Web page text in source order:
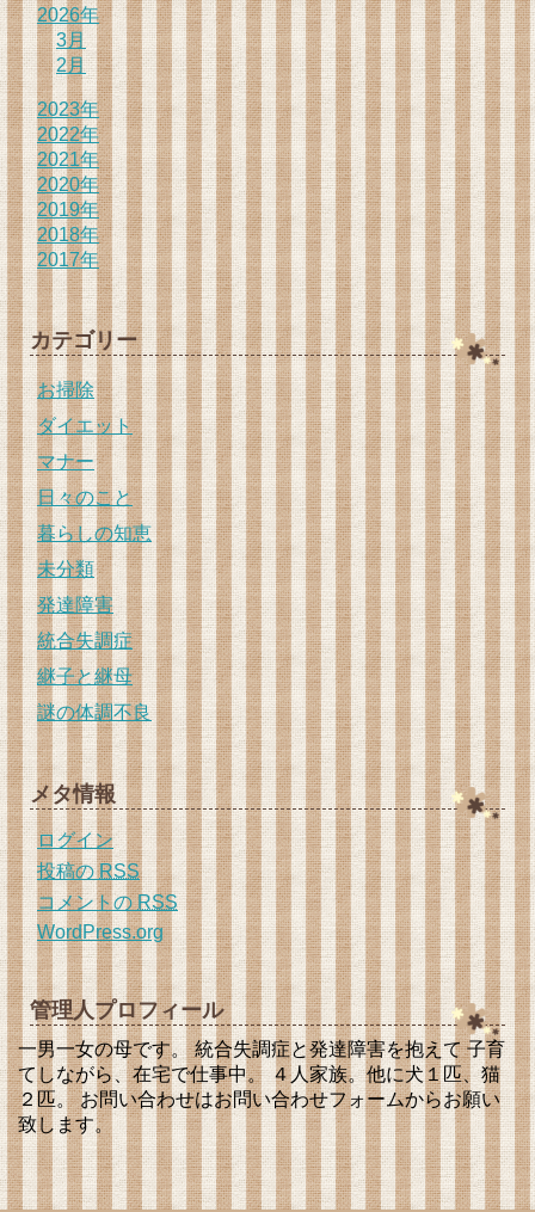
2026年
3月
2月
2023年
2022年
2021年
2020年
2019年
2018年
2017年
カテゴリー
お掃除
ダイエット
マナー
日々のこと
暮らしの知恵
未分類
発達障害
統合失調症
継子と継母
謎の体調不良
メタ情報
ログイン
投稿のRSS
コメントのRSS
WordPress.org
管理人プロフィール
一男一女の母です。 統合失調症と発達障害を抱えて 子育
てしながら、在宅で仕事中。 ４人家族。他に犬１匹、猫
２匹。 お問い合わせはお問い合わせフォームからお願い
致します。